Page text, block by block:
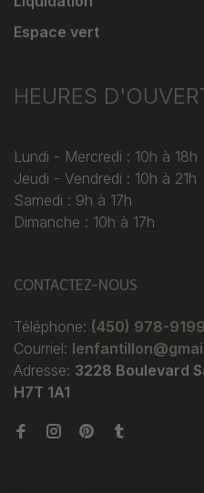
Espace vert
HEURES
Lundi - Mercredi : 10h à 18h
Jeudi - Vendredi : 10h à 21h
Samedi : 9h à 17h
Dimanche : 10h à 17h
CONTACTEZ-NOUS
Téléphone: (450) 978-9199
Courriel:
Adresse: 3228 Boulevard
H7T 1A1